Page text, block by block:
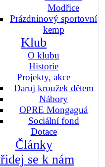
Modřice
Prázdninový sportovní
kemp
Klub
O klubu
Historie
Projekty, akce
Daruj kroužek dětem
Nábory
OPRE Mongaguá
Sociální fond
Dotace
Články
se k nám